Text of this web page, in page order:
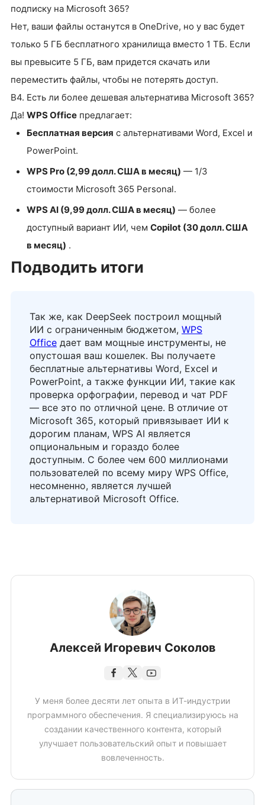
подписку на Microsoft 365?
Нет, ваши файлы останутся в OneDrive, но у вас будет
только 5 ГБ бесплатного хранилища вместо 1 ТБ. Если
вы превысите 5 ГБ, вам придется скачать или
переместить файлы, чтобы не потерять доступ.
В4. Есть ли более дешевая альтернатива Microsoft 365?
Да! WPS Office предлагает:
Бесплатная версия с альтернативами Word, Excel и
PowerPoint.
WPS Pro (2,99 долл. США в месяц) — 1/3
стоимости Microsoft 365 Personal.
WPS AI (9,99 долл. США в месяц) — более
доступный вариант ИИ, чем Copilot (30 долл. США
в месяц) .
Подводить итоги
Так же, как DeepSeek построил мощный
ИИ с ограниченным бюджетом, WPS
Office дает вам мощные инструменты, не
опустошая ваш кошелек. Вы получаете
бесплатные альтернативы Word, Excel и
PowerPoint, а также функции ИИ, такие как
проверка орфографии, перевод и чат PDF
— все это по отличной цене. В отличие от
Microsoft 365, который привязывает ИИ к
дорогим планам, WPS AI является
опциональным и гораздо более
доступным. С более чем 600 миллионами
пользователей по всему миру WPS Office,
несомненно, является лучшей
альтернативой Microsoft Office.
Алексей Игоревич Соколов
У меня более десяти лет опыта в ИТ-индустрии
программного обеспечения. Я специализируюсь на
создании качественного контента, который
улучшает пользовательский опыт и повышает
вовлеченность.